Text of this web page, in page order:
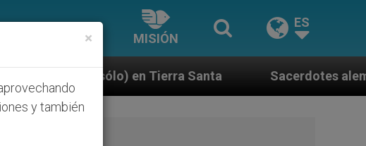
MISIÓN
ES
Santa Sacerdotes alemanes fieles al Papa
×
y también